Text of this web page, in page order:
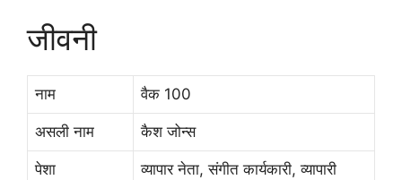
जीवनी
नाम वैक 100
असली नाम कैश जोन्स
पेशा व्यापार नेता, संगीत कार्यकारी, व्यापारी